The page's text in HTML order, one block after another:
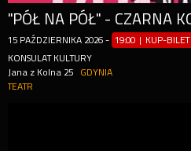
15 PAŹDZIERNIKA 2026 - 19:00 | KUP-BILET
KONSULAT KULTURY
Jana z Kolna 25
GDYNIA
TEATR